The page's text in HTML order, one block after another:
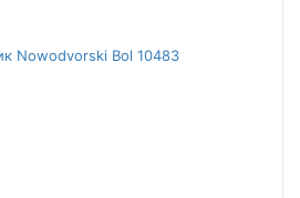
Nowodvorski Bol 10483